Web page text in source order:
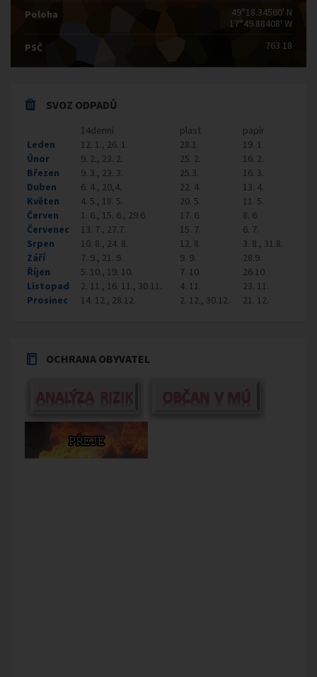
Poloha
49°18.34560' N
17°49.88408' W
PSČ
763 18
SVOZ ODPADŮ
14denní plast
papír
Leden
12. 1., 26. 1. 28.1.
19. 1.
Únor
9. 2., 23. 2. 25. 2.
16. 2.
Březen
9. 3., 23. 3. 25.3.
16. 3.
Duben
6. 4., 20,4. 22. 4.
13. 4.
Květen
4. 5., 18. 5. 20. 5.
11. 5.
Červen
1. 6., 15. 6., 29.6. 17. 6.
8. 6.
Červenec
13. 7., 27.7. 15. 7.
6. 7.
Srpen
10. 8., 24. 8. 12. 8.
3. 8., 31.8.
Září
7. 9., 21. 9. 9. 9.
28.9.
Říjen
5. 10., 19. 10. 7. 10.
26.10.
Listopad
2. 11., 16. 11., 30.11. 4. 11.
23. 11.
Prosinec
14. 12., 28.12. 2. 12., 30.12. 21. 12.
OCHRANA OBYVATEL